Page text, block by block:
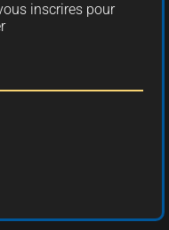
inscrires pour